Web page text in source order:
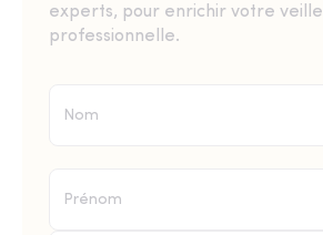
experts, pour enrichir votre veille
professionnelle.